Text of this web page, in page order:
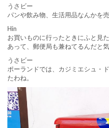
うさビー
パンや飲み物、生活用品なんかを
Hin
お買いものに行ったときにふと見
あって、郵便局も兼ねてるんだと気
うさビー
ポーランドでは、カジミエシュ・
たわね。